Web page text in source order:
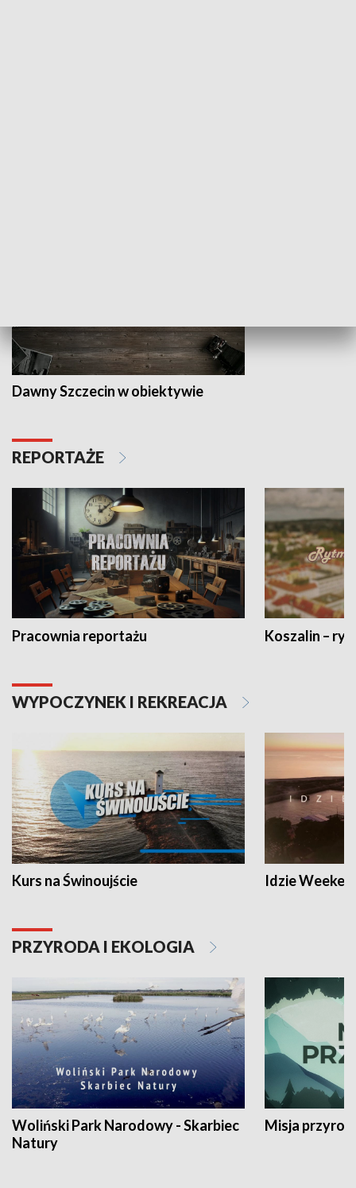
Dawny Szczecin w obiektywie
REPORTAŻE
Pracownia reportażu Koszalin –
WYPOCZYNEK I REKREACJA
Kurs na Świnoujście Idzie
PRZYRODA I EKOLOGIA
Woliński Park Narodowy - Skarbiec
Natury
Misja